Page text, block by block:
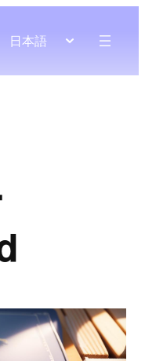
日本語